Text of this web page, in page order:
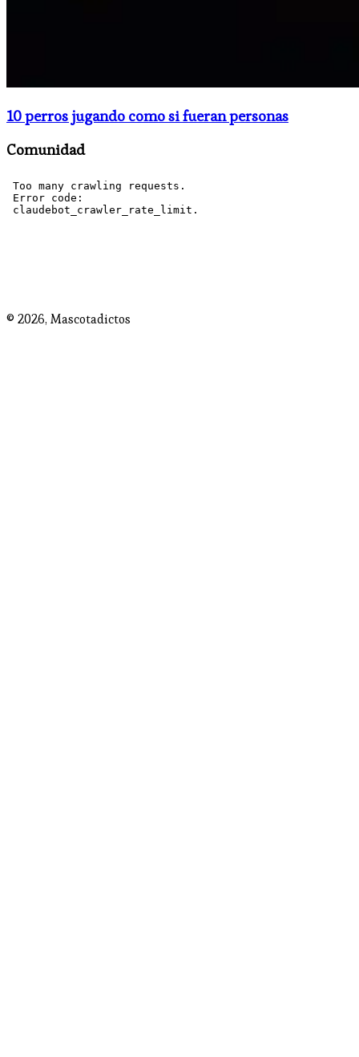
10 perros jugando como si fueran personas
Comunidad
© 2026, Mascotadictos